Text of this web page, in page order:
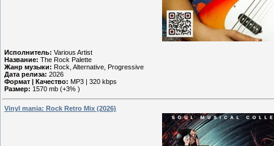
Исполнитель: Various Artist
Название: The Rock Palette
Жанр музыки: Rock, Alternative, Progressive
Дата релиза: 2026
Формат | Качество: MP3 | 320 kbps
Размер: 1570 mb (+3% )
Vinyl mania: Rock Retro Mix (2026)